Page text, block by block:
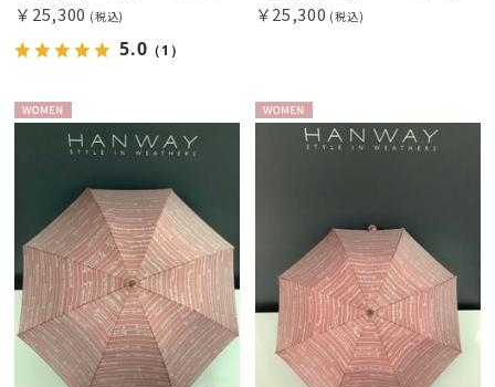
￥25,300 (税込)
5.0 （1）
￥25,300 (税込)
WOME
WOME